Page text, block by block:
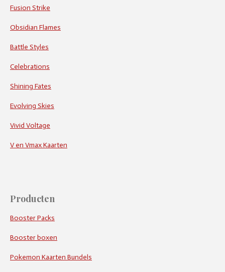
Fusion Strike
Obsidian Flames
Battle Styles
Celebrations
Shining Fates
Evolving Skies
Vivid Voltage
V en Vmax Kaarten
Producten
Booster Packs
Booster boxen
Pokemon Kaarten Bundels